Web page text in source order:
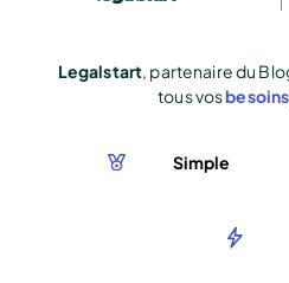
Legalstart, partenaire du
tous vos
Simple